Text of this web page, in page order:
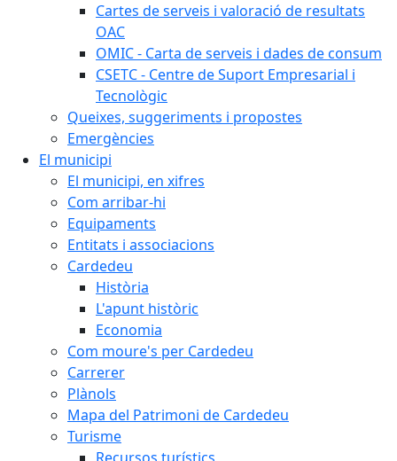
Cartes de serveis i valoració de resultats
OAC
OMIC - Carta de serveis i dades de consum
CSETC - Centre de Suport Empresarial i
Tecnològic
Queixes, suggeriments i propostes
Emergències
El municipi
El municipi, en xifres
Com arribar-hi
Equipaments
Entitats i associacions
Cardedeu
Història
L'apunt històric
Economia
Com moure's per Cardedeu
Carrerer
Plànols
Mapa del Patrimoni de Cardedeu
Turisme